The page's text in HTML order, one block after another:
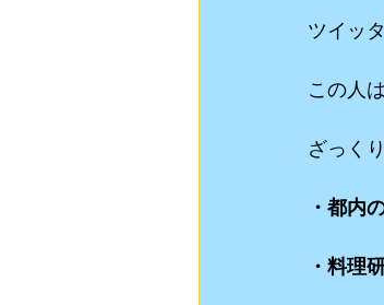
ツイッ
この人
ざっく
・都内
・料理